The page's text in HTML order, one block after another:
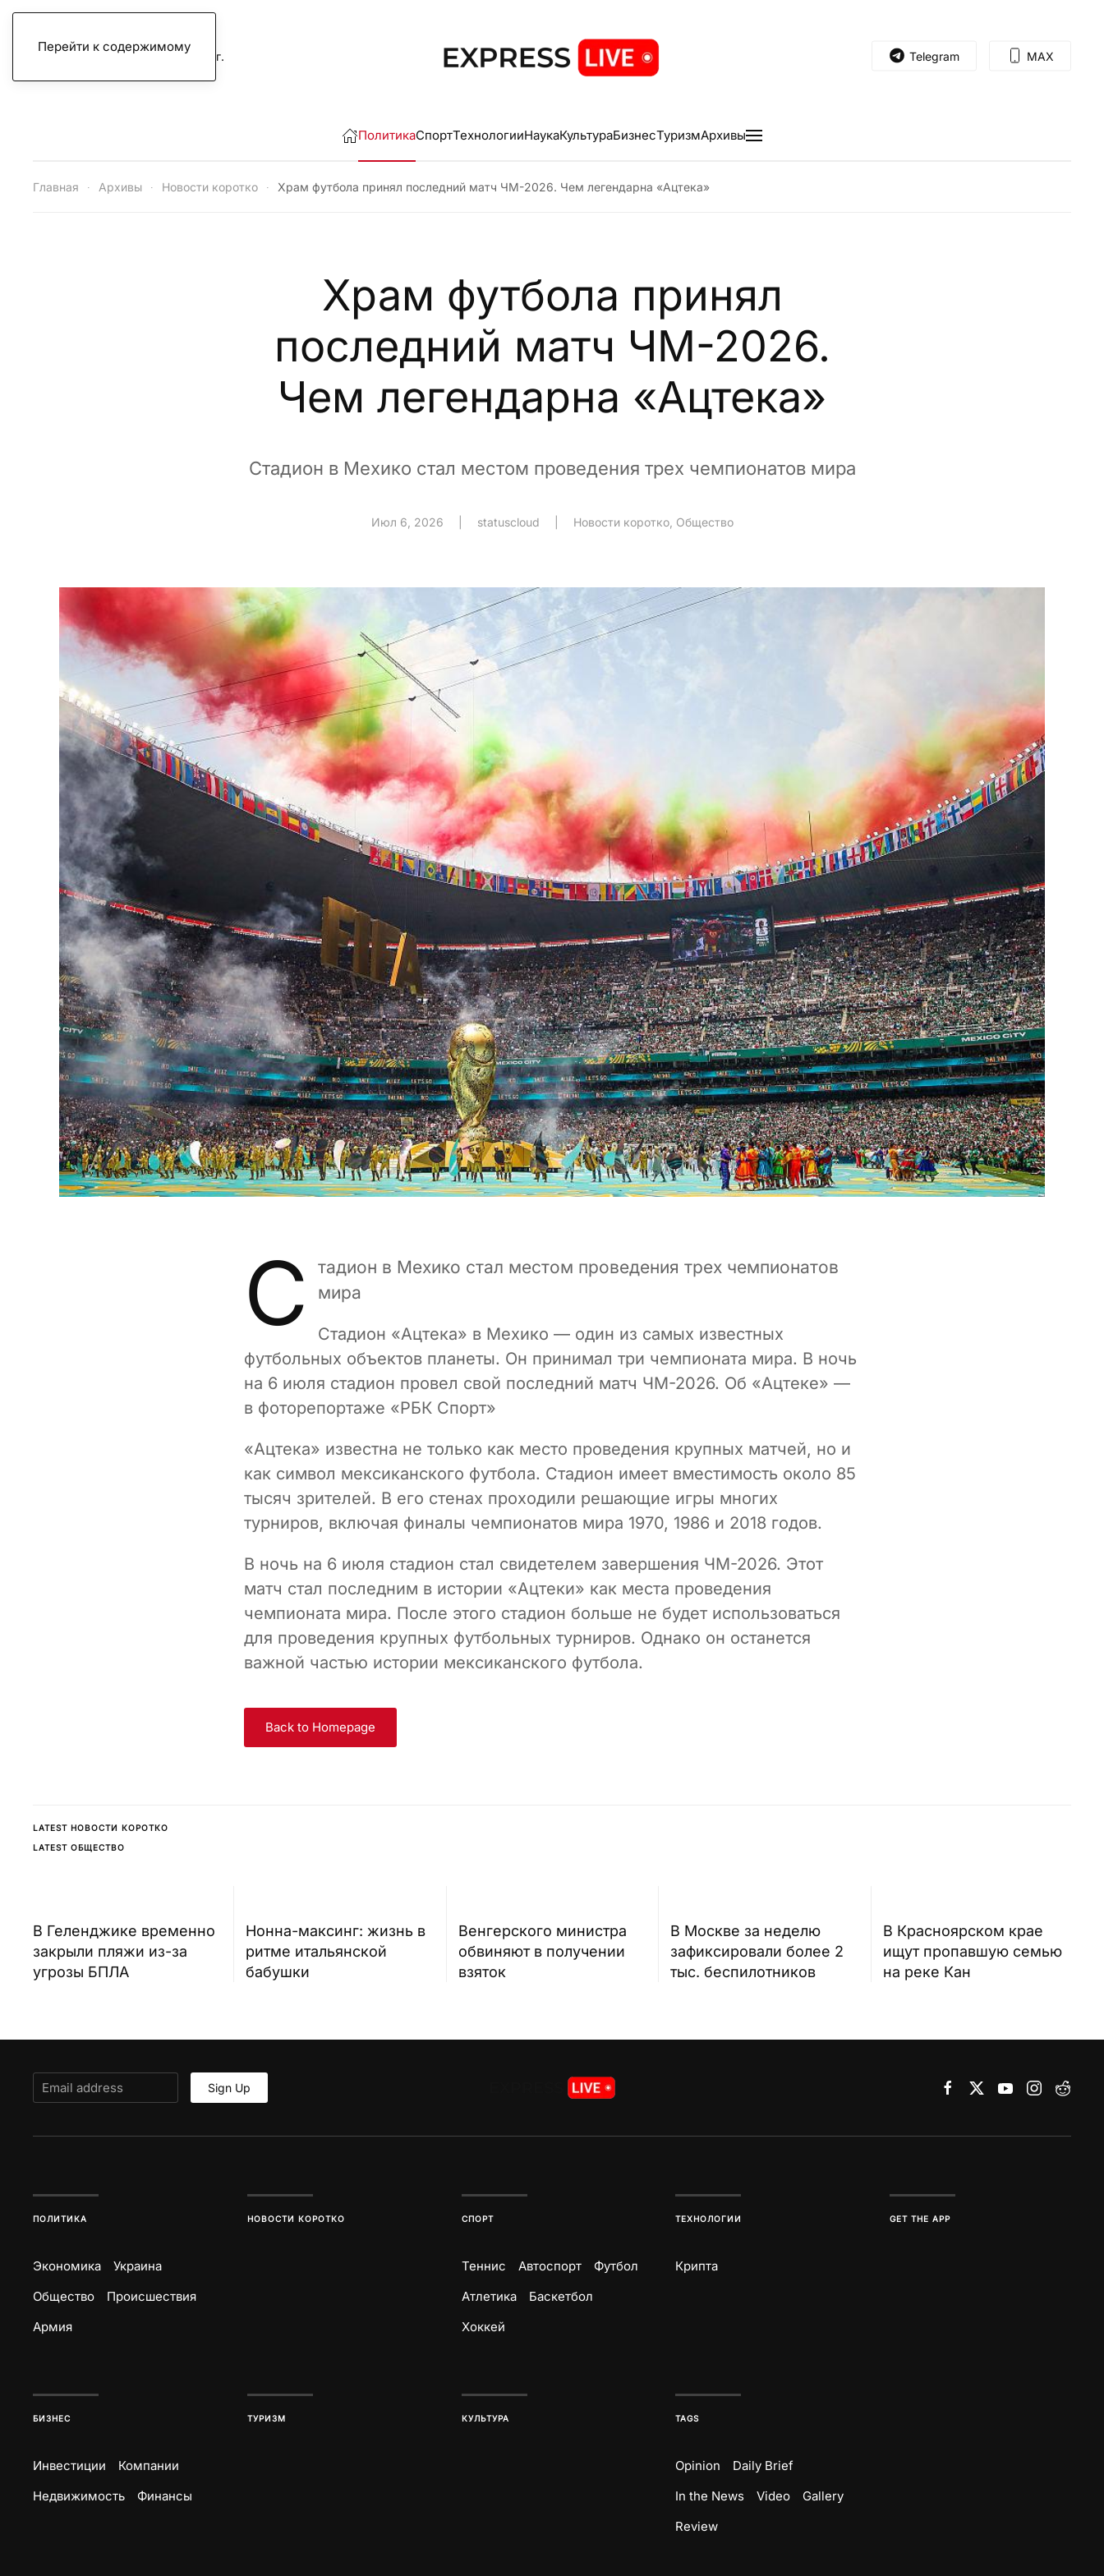
Перейти к содержимому
суббота, 8 августа 2026 г. Telegram MAX
ПолитикаСпортТехнологииНаукаКультураБизнесТуризмАрхивы
Главная Архивы Новости коротко Храм футбола принял последний матч ЧМ-2026. Чем легендарна «Ацтека»
Храм футбола принял
последний матч ЧМ-2026.
Чем легендарна «Ацтека»
Стадион в Мехико стал местом проведения трех чемпионатов мира
Июл 6, 2026 statuscloud Новости коротко, Общество
С
тадион в Мехико стал местом проведения трех чемпионатов
мира
Стадион «Ацтека» в Мехико — один из самых известных
футбольных объектов планеты. Он принимал три чемпионата мира. В ночь
на 6 июля стадион провел свой последний матч ЧМ-2026. Об «Ацтеке» —
в фоторепортаже «РБК Спорт»
«Ацтека» известна не только как место проведения крупных матчей, но и
как символ мексиканского футбола. Стадион имеет вместимость около 85
тысяч зрителей. В его стенах проходили решающие игры многих
турниров, включая финалы чемпионатов мира 1970, 1986 и 2018 годов.
В ночь на 6 июля стадион стал свидетелем завершения ЧМ-2026. Этот
матч стал последним в истории «Ацтеки» как места проведения
чемпионата мира. После этого стадион больше не будет использоваться
для проведения крупных футбольных турниров. Однако он останется
важной частью истории мексиканского футбола.
Back to Homepage
LATEST НОВОСТИ КОРОТКО
LATEST ОБЩЕСТВО
В Геленджике временно
закрыли пляжи из-за
угрозы БПЛА
Нонна-максинг: жизнь в
ритме итальянской
бабушки
Венгерского министра
обвиняют в получении
взяток
В Москве за неделю
зафиксировали более 2
тыс. беспилотников
В Красноярском крае
ищут пропавшую семью
на реке Кан
Sign Up
ПОЛИТИКА
Экономика
Украина
Общество
Происшествия
Армия
НОВОСТИ КОРОТКО СПОРТ
Теннис Автоспорт
Футбол
Атлетика
Баскетбол
Хоккей
ТЕХНОЛОГИИ
Крипта
GET THE APP
БИЗНЕС
Инвестиции
Компании
Недвижимость
Финансы
ТУРИЗМ КУЛЬТУРА TAGS
Opinion
Daily Brief
In the News
Video
Gallery
Review